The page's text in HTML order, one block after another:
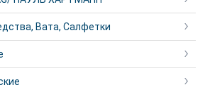
Вата, Салфетки